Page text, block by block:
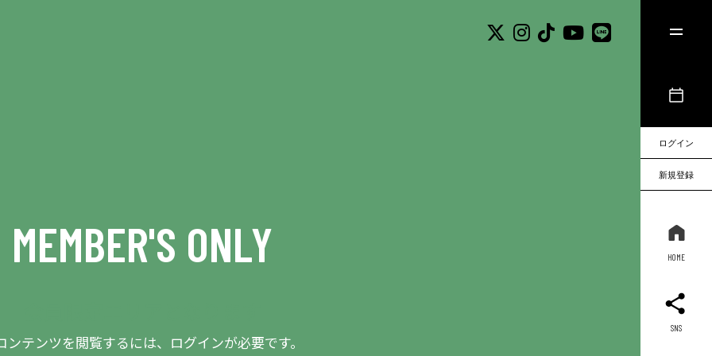
ログイン
新規登録
HOME
SNS
MEMBER'S ONLY
ンテンツを閲覧するには、ログインが必要です。